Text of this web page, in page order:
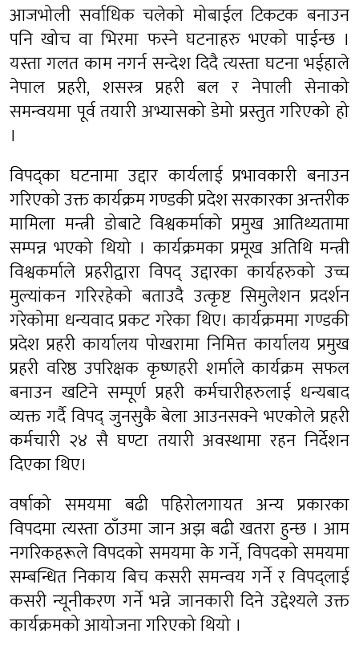
आजभोली सर्वाधिक चलेको मोबाईल टिकटक बनाउन
पनि खोच वा भिरमा फस्ने घटनाहरु भएको पाईन्छ ।
यस्ता गलत काम नगर्न सन्देश दिदै त्यस्ता घटना भईहाले
नेपाल प्रहरी, शसस्त्र प्रहरी बल र नेपाली सेनाको
समन्वयमा पूर्व तयारी अभ्यासको डेमो प्रस्तुत गरिएको हो
।
विपद्का घटनामा उद्दार कार्यलाई प्रभावकारी बनाउन
गरिएको उक्त कार्यक्रम गण्डकी प्रदेश सरकारका अन्तरीक
मामिला मन्त्री डोबाटे विश्वकर्माको प्रमुख आतिथ्यतामा
सम्पन्न भएको थियो । कार्यक्रमका प्रमूख अतिथि मन्त्री
विश्वकर्माले प्रहरीद्वारा विपद् उद्दारका कार्यहरुको उच्च
मुल्यांकन गरिरहेको बताउदै उत्कृष्ट सिमुलेशन प्रदर्शन
गरेकोमा धन्यवाद प्रकट गरेका थिए। कार्यक्रममा गण्डकी
प्रदेश प्रहरी कार्यालय पोखरामा निमित्त कार्यालय प्रमुख
प्रहरी वरिष्ठ उपरिक्षक कृष्णहरी शर्माले कार्यक्रम सफल
बनाउन खटिने सम्पूर्ण प्रहरी कर्मचारीहरुलाई धन्यबाद
व्यक्त गर्दै विपद् जुनसुकै बेला आउनसक्ने भएकोले प्रहरी
कर्मचारी २४ सै घण्टा तयारी अवस्थामा रहन निर्देशन
दिएका थिए।
वर्षाको समयमा बढी पहिरोलगायत अन्य प्रकारका
विपदमा त्यस्ता ठाँउमा जान अझ बढी खतरा हुन्छ । आम
नगरिकहरूले विपदको समयमा के गर्ने, विपदको समयमा
सम्बन्धित निकाय बिच कसरी समन्वय गर्ने र विपद्लाई
कसरी न्यूनीकरण गर्ने भन्ने जानकारी दिने उद्देश्यले उक्त
कार्यक्रमको आयोजना गरिएको थियो ।